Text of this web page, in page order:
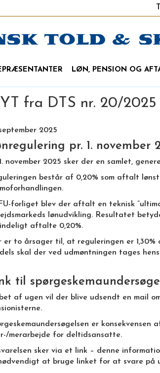
LØN, PENSION OG
fra DTS nr. 20/2025
2025
pr. 1. november
1. november 2025 sker der en samlet,
består af 0,20% som aftalt
forliget blev der aftalt en teknisk
lønudvikling. Resultatet
aftalte 0,20%.
er to årsager til, at reguleringen er 1,30%
skal der ved udmøntningen tages
til
af ugen vil der blive udsendt en mail
er
merarbejde for deltidsansatte.
sker via et link – denne
at bruge linket for at svare på